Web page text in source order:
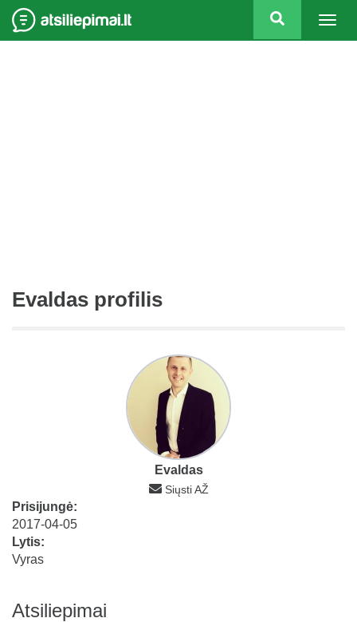
Evaldas profilis
Evaldas
Siųsti AŽ
Prisijungė:
2017-04-05
Lytis:
Vyras
Atsiliepimai